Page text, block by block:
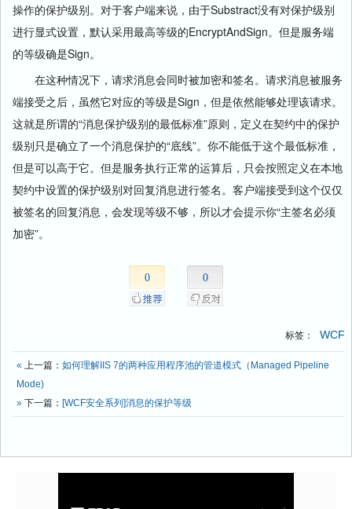
操作的保护级别。对于客户端来说，由于Substract没有对保护级别
进行显式设置，默认采用最高等级的EncryptAndSign。但是服务端
的等级确是Sign。
在这种情况下，请求消息会同时被加密和签名。请求消息被服务
端接受之后，虽然它对应的等级是Sign，但是依然能够处理该请求。
这就是所谓的“消息保护级别的最低标准”原则，定义在契约中的保护
级别只是确立了一个消息保护的“底线”。你不能低于这个最低标准，
但是可以高于它。但是服务执行正常的运算后，只会按照定义在本地
契约中设置的保护级别对回复消息进行签名。客户端接受到这个仅仅
被签名的回复消息，会发现等级不够，所以才会提示你“主签名必须
加密”。
0 0
标签： WCF
« 上一篇： 如何理解IIS 7的两种应用程序池的管道模式（Managed Pipeline
Mode)
» 下一篇： [WCF安全系列]消息的保护等级